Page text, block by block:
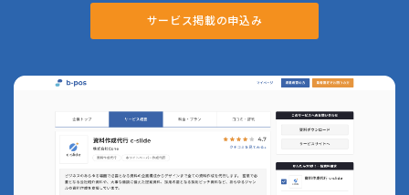
サービス掲載の申込み